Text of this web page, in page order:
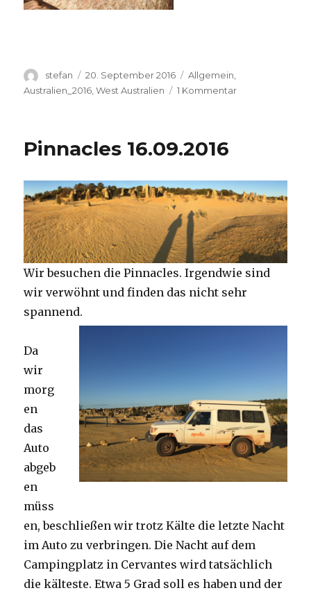
Autor
stefan
Veröffentlicht
am
20. September 2016 Kategorien
Allgemein,
Australien_2016 ,West Australien 1 Kommentarzu
Pinnacles 16.09.2016
Wir besuchen die Pinnacles. Irgendwie sind
wir verwöhnt und finden das nicht sehr
spannend.
Da
wir
morg
en
das
Auto
abgeb
en
müss
en, beschließen wir trotz Kälte die letzte Nacht
im Auto zu verbringen. Die Nacht auf dem
Campingplatz in Cervantes wird tatsächlich
die kälteste. Etwa 5 Grad soll es haben und der